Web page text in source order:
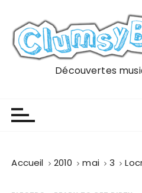
Découvertes
Accueil 2010 mai 3